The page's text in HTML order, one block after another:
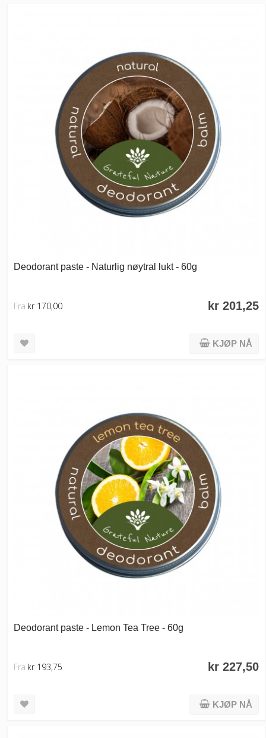
Deodorant paste - Naturlig nøytral lukt - 60g
kr 201,25
Fra kr 170,00
KJØP NÅ
Deodorant paste - Lemon Tea Tree - 60g
kr 227,50
Fra kr 193,75
KJØP NÅ